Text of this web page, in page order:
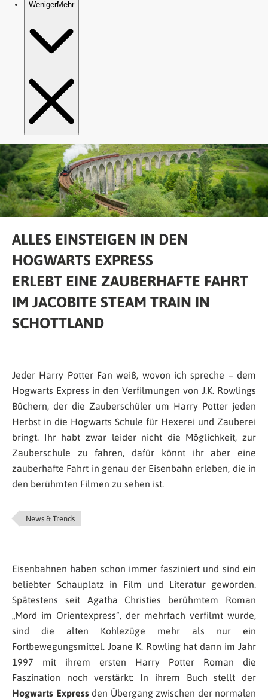
ALLES EINSTEIGEN IN DEN
HOGWARTS EXPRESS
ERLEBT EINE ZAUBERHAFTE FAHRT
IM JACOBITE STEAM TRAIN IN
SCHOTTLAND
Jeder Harry Potter Fan weiß, wovon ich spreche – dem
Hogwarts Express in den Verfilmungen von J.K. Rowlings
Büchern, der die Zauberschüler um Harry Potter jeden
Herbst in die Hogwarts Schule für Hexerei und Zauberei
bringt. Ihr habt zwar leider nicht die Möglichkeit, zur
Zauberschule zu fahren, dafür könnt ihr aber eine
zauberhafte Fahrt in genau der Eisenbahn erleben, die in
den berühmten Filmen zu sehen ist.
News & Trends
Eisenbahnen haben schon immer fasziniert und sind ein
beliebter Schauplatz in Film und Literatur geworden.
Spätestens seit Agatha Christies berühmtem Roman
„Mord im Orientexpress“, der mehrfach verfilmt wurde,
sind die alten Kohlezüge mehr als nur ein
Fortbewegungsmittel. Joane K. Rowling hat dann im Jahr
1997 mit ihrem ersten Harry Potter Roman die
Faszination noch verstärkt: In ihrem Buch stellt der
Hogwarts Expressden Übergang zwischen der normalen